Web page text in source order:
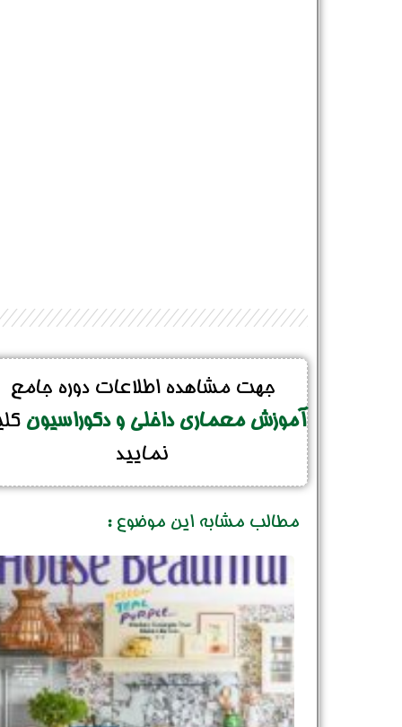
جهت مشاهده اطلاعات دوره جامع
آموزش معماری داخلی و دکوراسیون
نمایید
مطالب مشابه این موضوع :